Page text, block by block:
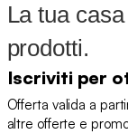
La tua
prodotti.
Iscriviti per
Offerta valida a
altre offerte e